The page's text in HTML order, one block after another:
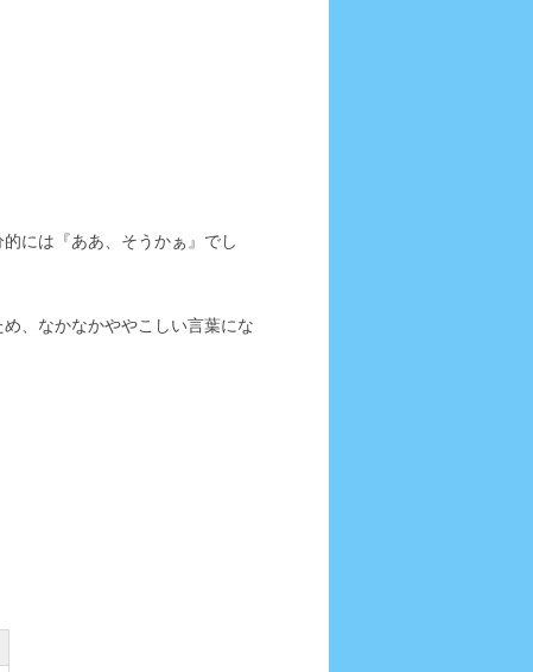
には『ああ、そうかぁ』でし
め、なかなかややこしい言葉にな